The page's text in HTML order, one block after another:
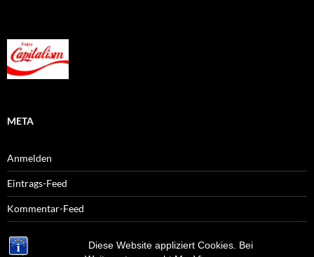
Diese Website appliziert Cookies. Bei
META
Anmelden
Eintrags-Feed
Kommentar-Feed
WordPress.org